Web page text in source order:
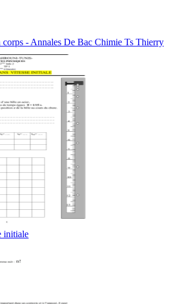
- Annales De Bac Chimie Ts Thierry
initiale